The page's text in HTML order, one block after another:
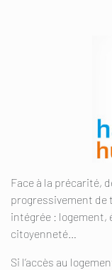
Face à la précarité,
progressivement de
intégrée : logement,
citoyenneté…
Si l’accès au